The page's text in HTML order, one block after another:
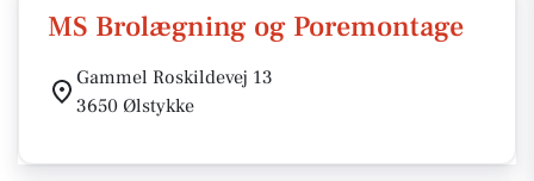
MS Brolægning og Poremontage
Gammel Roskildevej 13
3650 Ølstykke